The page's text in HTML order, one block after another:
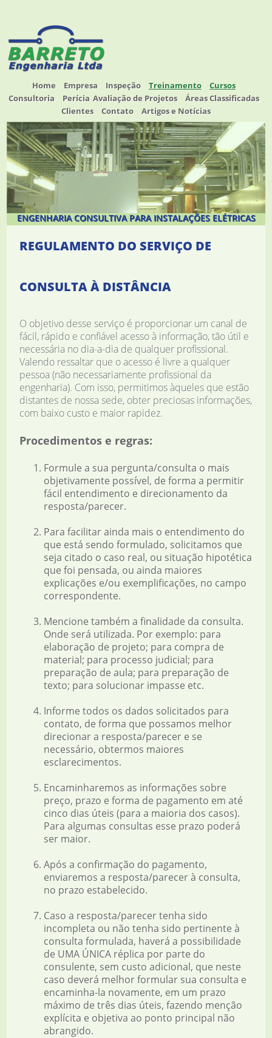
Home Empresa Inspeção Treinamento
Cursos
Consultoria
Perícia Avaliação de Projetos
Áreas Classificadas
Clientes
Contato Artigos e Notícias
ENGENHARIA CONSULTIVA PARA INSTALAÇÕES ELÉTRICAS
REGULAMENTO DO SERVIÇO DE
CONSULTA À DISTÂNCIA
O objetivo desse serviço é proporcionar um canal de
fácil, rápido e confiável acesso à informação, tão útil e
necessária no dia-a-dia de qualquer profissional.
Valendo ressaltar que o acesso é livre a qualquer
pessoa (não necessariamente profissional da
engenharia). Com isso, permitimos àqueles que estão
distantes de nossa sede, obter preciosas informações,
com baixo custo e maior rapidez.
Procedimentos e regras:
Formule a sua pergunta/consulta o mais
objetivamente possível, de forma a permitir
fácil entendimento e direcionamento da
resposta/parecer.
Para facilitar ainda mais o entendimento do
que está sendo formulado, solicitamos que
seja citado o caso real, ou situação hipotética
que foi pensada, ou ainda maiores
explicações e/ou exemplificações, no campo
correspondente.
Mencione também a finalidade da consulta.
Onde será utilizada. Por exemplo: para
elaboração de projeto; para compra de
material; para processo judicial; para
preparação de aula; para preparação de
texto; para solucionar impasse etc.
Informe todos os dados solicitados para
contato, de forma que possamos melhor
direcionar a resposta/parecer e se
necessário, obtermos maiores
esclarecimentos.
Encaminharemos as informações sobre
preço, prazo e forma de pagamento em até
cinco dias úteis (para a maioria dos casos).
Para algumas consultas esse prazo poderá
ser maior.
Após a confirmação do pagamento,
enviaremos a resposta/parecer à consulta,
no prazo estabelecido.
Caso a resposta/parecer tenha sido
incompleta ou não tenha sido pertinente à
consulta formulada, haverá a possibilidade
de UMA ÚNICA réplica por parte do
consulente, sem custo adicional, que neste
caso deverá melhor formular sua consulta e
encaminha-la novamente, em um prazo
máximo de três dias úteis, fazendo menção
explícita e objetiva ao ponto principal não
abrangido.